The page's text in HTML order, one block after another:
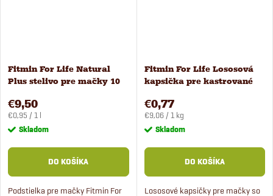
Fitmin For Life Natural
Plus stelivo pre mačky 10
€9,50
Jednotková
cena:
€0,95 / 1 l
Skladom
DO KOŠÍKA
Podstielka pre mačky Fitmin For
Fitmin For Life Lososová
kapsička pre kastrované
€0,77
Jednotková
cena:
€9,06 / 1 kg
Skladom
DO KOŠÍKA
Lososové kapsičky pre mačky so